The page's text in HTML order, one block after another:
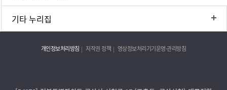
기타 누리집
개인정보처리방침 저작권 정책 영상정보처리기기운영·관리방침